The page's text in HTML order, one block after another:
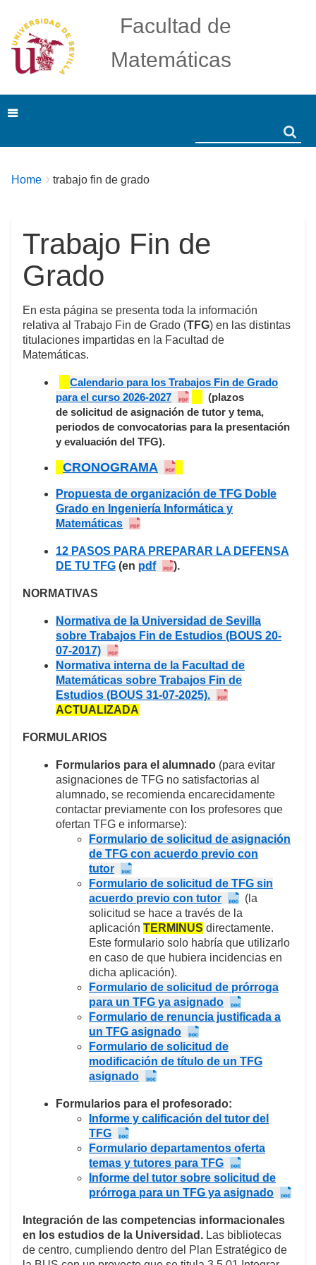
Facultad de
Matemáticas
Breadcrumbs
You
Home trabajo fin de grado
Trabajo Fin de
Grado
En esta página se presenta toda la información
relativa al Trabajo Fin de Grado (TFG) en las distintas
titulaciones impartidas en la Facultad de
Matemáticas.
Calendario para los Trabajos Fin de Grado
para el curso 2026-2027
(plazos
de solicitud de asignación de tutor y tema,
periodos de convocatorias para la presentación
y evaluación del TFG).
CRONOGRAMA
Propuesta de organización de TFG Doble
Grado en Ingeniería Informática y
Matemáticas
12 PASOS PARA PREPARAR LA DEFENSA
DE TU TFG (en pdf ).
NORMATIVAS
Normativa de la Universidad de Sevilla
sobre Trabajos Fin de Estudios (BOUS 20-
07-2017)
Normativa interna de la Facultad de
Matemáticas sobre Trabajos Fin de
Estudios (BOUS 31-07-2025).
ACTUALIZADA
FORMULARIOS
Formularios para el alumnado (para evitar
asignaciones de TFG no satisfactorias al
alumnado, se recomienda encarecidamente
contactar previamente con los profesores que
ofertan TFG e informarse):
Formulario de solicitud de asignación
de TFG con acuerdo previo con
tutor
Formulario de solicitud de TFG sin
acuerdo previo con tutor
(la
solicitud se hace a través de la
aplicación TERMINUS directamente.
Este formulario solo habría que utilizarlo
en caso de que hubiera incidencias en
dicha aplicación).
Formulario de solicitud de prórroga
para un TFG ya asignado
Formulario de renuncia justificada a
un TFG asignado
Formulario de solicitud de
modificación de título de un TFG
asignado
Formularios para el profesorado:
Informe y calificación del tutor del
TFG
Formulario departamentos oferta
temas y tutores para TFG
Informe del tutor sobre solicitud de
prórroga para un TFG ya asignado
Integración de las competencias informacionales
en los estudios de la Universidad. Las bibliotecas
de centro, cumpliendo dentro del Plan Estratégico de